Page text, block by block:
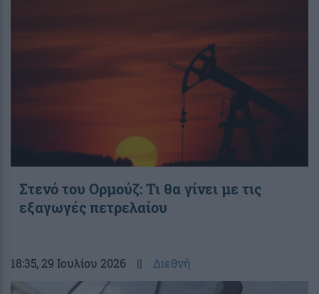
Στενό του Ορμούζ: Τι θα γίνει με τις
εξαγωγές πετρελαίου
18:35, 29 Ιουλίου 2026 || Διεθνή